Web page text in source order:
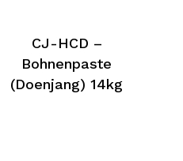
CJ-HCD –
Bohnenpaste
(Doenjang) 14kg